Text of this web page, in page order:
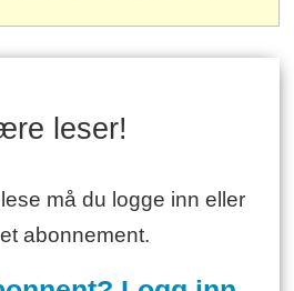
leser!
må du logge inn eller
abonnement.